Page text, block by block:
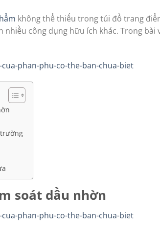
không thể thiếu trong túi đồ trang
nhiều công dụng hữu ích khác. Trong bài
trường
soát dầu nhờn